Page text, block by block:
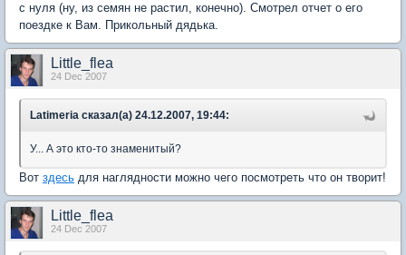
с нуля (ну, из семян не растил, конечно). Смотрел отчет о его
поездке к Вам. Прикольный дядька.
Little_flea
24 Dec 2007
Latimeria сказал(а) 24.12.2007, 19:44:
У... А это кто-то знаменитый?
Вот здесь для наглядности можно чего посмотреть что он творит!
Little_flea
24 Dec 2007